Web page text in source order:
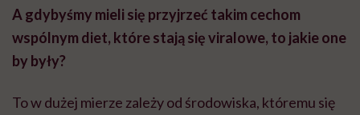
A gdybyśmy mieli się przyjrzeć takim cechom
wspólnym diet, które stają się viralowe, to jakie one
by były?
To w dużej mierze zależy od środowiska, któremu się